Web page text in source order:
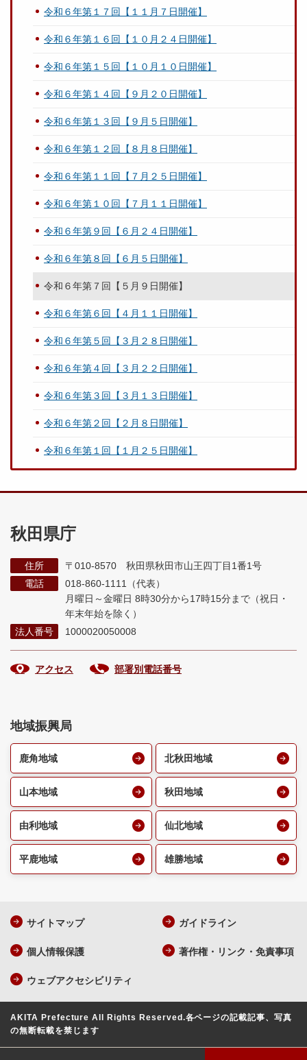
令和６年第１７回【１１月７日開催】
令和６年第１６回【１０月２４日開催】
令和６年第１５回【１０月１０日開催】
令和６年第１４回【９月２０日開催】
令和６年第１３回【９月５日開催】
令和６年第１２回【８月８日開催】
令和６年第１１回【７月２５日開催】
令和６年第１０回【７月１１日開催】
令和６年第９回【６月２４日開催】
令和６年第８回【６月５日開催】
令和６年第７回【５月９日開催】
令和６年第６回【４月１１日開催】
令和６年第５回【３月２８日開催】
令和６年第４回【３月２２日開催】
令和６年第３回【３月１３日開催】
令和６年第２回【２月８日開催】
令和６年第１回【１月２５日開催】
秋田県庁
住所
〒010-8570 秋田県秋田市山王四丁目1番1号
電話
018-860-1111（代表）
月曜日～金曜日 8時30分から17時15分まで （祝日・
年末年始を除く）
法人番号
1000020050008
アクセス 部署別電話番号
地域振興局
鹿角地域 北秋田地域
山本地域 秋田地域
由利地域 仙北地域
平鹿地域 雄勝地域
サイトマップ ガイドライン
個人情報保護 著作権・リンク・免責事項
ウェブアクセシビリティ
AKITA Prefecture All Rights Reserved.各ページの記載記事、写真
の無断転載を禁じます